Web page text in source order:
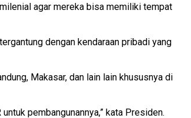
agar mereka bisa memiliki tempat
dengan kendaraan pribadi yang
Makasar, dan lain lain khususnya di
pembangunannya,” kata Presiden.